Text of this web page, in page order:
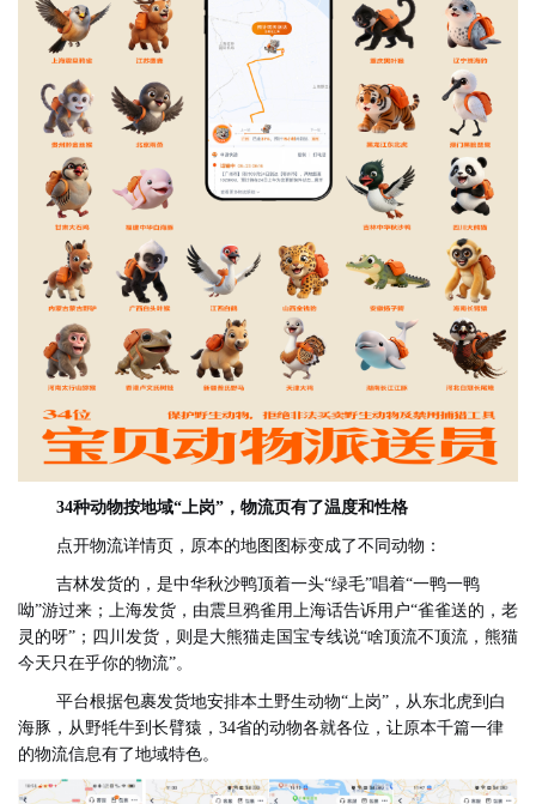
34种动物按地域“上岗”，物流页有了温度和性格
点开物流详情页，原本的地图图标变成了不同动物：
吉林发货的 ， 是中华秋沙鸭顶着一头“绿毛”唱着“一鸭一鸭
呦”游过来；上海发货， 由震旦鸦雀用上海话告诉用户“雀雀送的，老
灵的呀”；四川发货， 则是大熊猫走国宝专线说“啥顶流不顶流，熊猫
今天只在乎你的物流”。
平台根据包裹发货地安排本土野生动物“上岗”，从东北虎到白
海豚，从野牦牛到长臂猿，34省的动物各就各位，让原本千篇一律
的物流信息有了地域特色。